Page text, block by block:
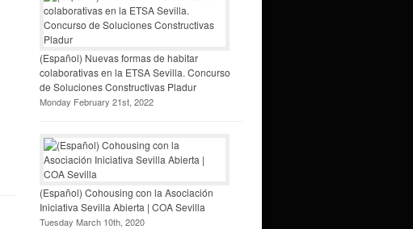
(Español) Nuevas formas de habitar
colaborativas en la ETSA Sevilla. Concurso
de Soluciones Constructivas Pladur
Monday February 21st, 2022
(Español) Cohousing con la Asociación
Iniciativa Sevilla Abierta | COA Sevilla
Tuesday March 10th, 2020